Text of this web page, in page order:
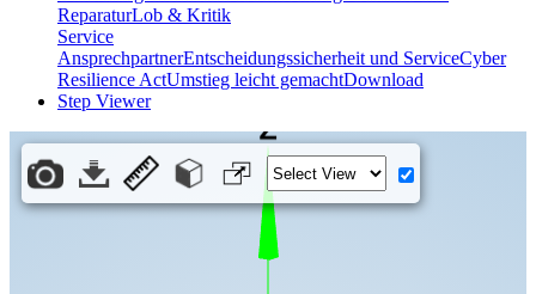
ReparaturLob & Kritik
Service
AnsprechpartnerEntscheidungssicherheit und ServiceCyber
Resilience ActUmstieg leicht gemachtDownload
Step Viewer